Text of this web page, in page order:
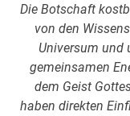
Die Botschaft
von den
Universum und
gemeinsamen
dem Geist
haben direkten